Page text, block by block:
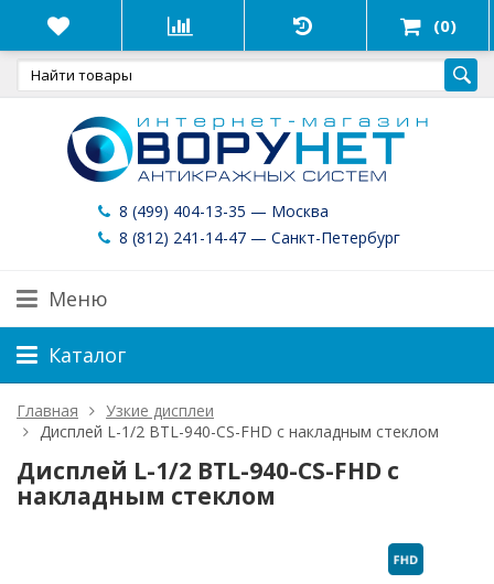
(0)
8 (499) 404-13-35 — Москва
8 (812) 241-14-47 — Санкт-Петербург
Меню
Каталог
Главная
Узкие дисплеи
Дисплей L-1/2 BTL-940-CS-FHD с накладным стеклом
Дисплей L-1/2 BTL-940-CS-FHD с
накладным стеклом